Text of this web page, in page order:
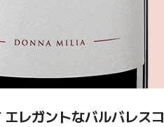
レガントなバルバレスコ